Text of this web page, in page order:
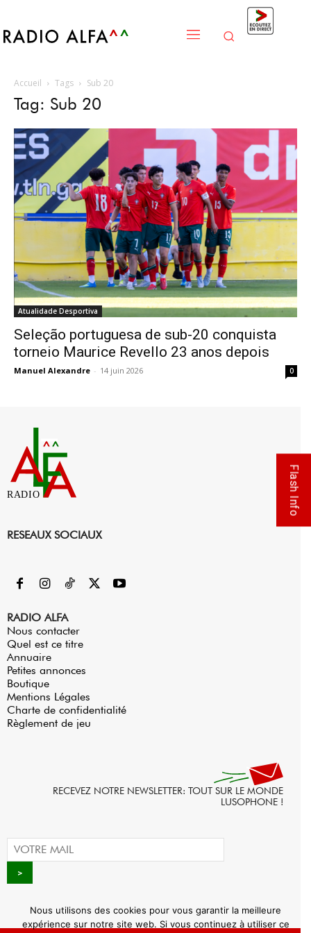
Accueil Tags Sub 20
Tag: Sub 20
Atualidade Desportiva
Seleção portuguesa de sub-20 conquista
torneio Maurice Revello 23 anos depois
Manuel Alexandre - 14 juin 2026 0
RADIO
RESEAUX SOCIAUX
RADIO ALFA
Nous contacter
Quel est ce titre
Annuaire
Petites annonces
Boutique
Mentions Légales
Charte de confidentialité
Règlement de jeu
RECEVEZ NOTRE NEWSLETTER: TOUT SUR LE MONDE
LUSOPHONE !
Flash Info
Nous utilisons des cookies pour vous garantir la meilleure
expérience sur notre site web. Si vous continuez à utiliser ce